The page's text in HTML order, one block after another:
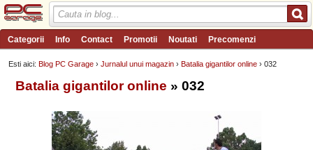
Categorii Info Contact Promotii Noutati Precomenzi
Review-uri Wishlist PC Garage TV Forum Blog Angajari
Esti aici:Blog PC Garage ›Jurnalul unui magazin ›Batalia gigantilor online › 032
Batalia gigantilor online » 032